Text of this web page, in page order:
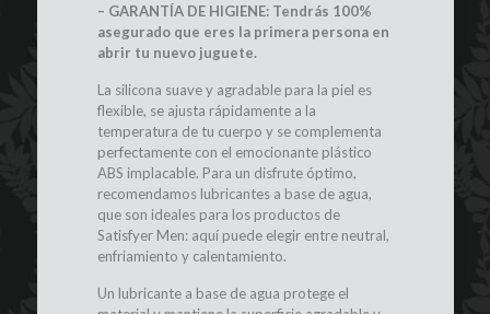
– GARANTÍA DE HIGIENE: Tendrás 100%
asegurado que eres la primera persona en
abrir tu nuevo juguete.
La silicona suave y agradable para la piel es
flexible, se ajusta rápidamente a la
temperatura de tu cuerpo y se complementa
perfectamente con el emocionante plástico
ABS implacable. Para un disfrute óptimo,
recomendamos lubricantes a base de agua,
que son ideales para los productos de
Satisfyer Men: aquí puede elegir entre neutral,
enfriamiento y calentamiento.
Un lubricante a base de agua protege el